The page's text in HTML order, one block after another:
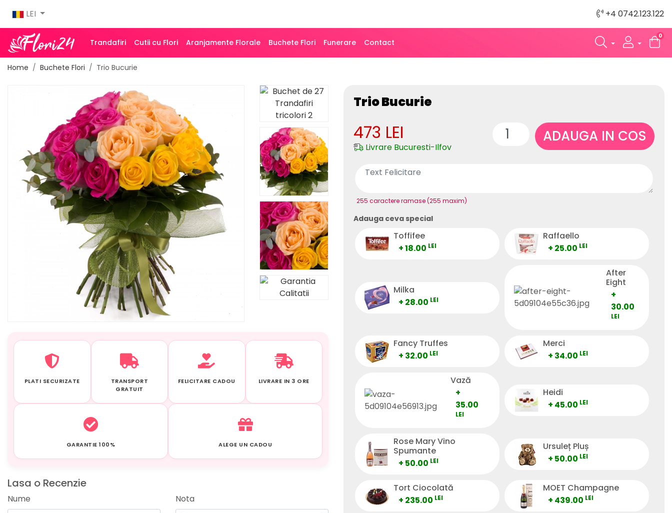
LEI +4 0742.123.122
Trandafiri Cutii cu Flori Aranjamente Florale Buchete Flori Funerare Contact
0
Home Buchete Flori Trio Bucurie
PLATI SECURIZATE
TRANSPORT
GRATUIT
FELICITARE CADOU LIVRARE IN 3 ORE
GARANTIE 100% ALEGE UN CADOU
Lasa o Recenzie
Nume Nota
Trio Bucurie
473 LEI
Livrare Bucuresti-Ilfov
ADAUGA IN COS
255 caractere ramase (255 maxim)
Adauga ceva special
Toffifee
+ 18.00 LEI
Raffaello
+ 25.00 LEI
Milka
+ 28.00 LEI
After
Eight
+
30.00
LEI
Fancy Truffes
+ 32.00 LEI
Merci
+ 34.00 LEI
Vază
+
35.00
LEI
Heidi
+ 45.00 LEI
Rose Mary Vino
Spumante
+ 50.00 LEI
Ursuleț Pluș
+ 50.00 LEI
Tort Ciocolată
+ 235.00 LEI
MOET Champagne
+ 439.00 LEI